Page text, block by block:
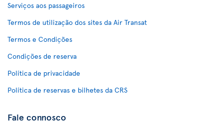
Serviços aos passageiros
Termos de utilização dos sites da Air Transat
Termos e Condições
Condições de reserva
Política de privacidade
Política de reservas e bilhetes da CRS
Fale connosco